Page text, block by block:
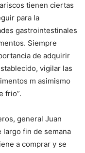
tienen ciertas
para la
gastrointestinales
Siempre
de adquirir
vigilar las
m asimismo
frio”.
general Juan
largo fin de semana
a comprar y se